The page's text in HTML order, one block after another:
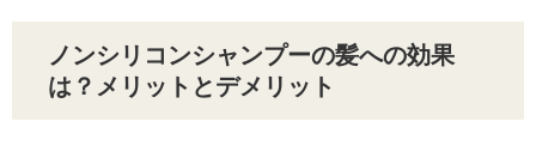
ノンシリコンシャンプーの髪への効果
は？メリットとデメリット